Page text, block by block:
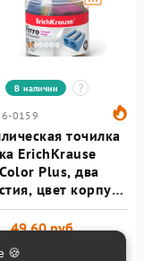
В наличии
0159
точилка
ErichKrause
Plus, два
цвет корпуса
49,60 руб.
🍪